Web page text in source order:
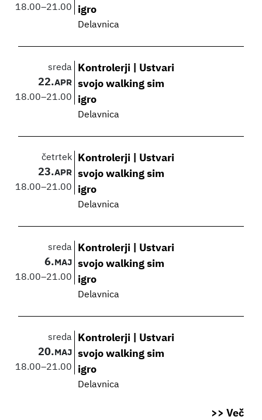
18.00–21.00
igro
Delavnica
sreda
22.APR
18.00–21.00
Kontrolerji | Ustvari
svojo walking sim
igro
Delavnica
četrtek
23.APR
18.00–21.00
Kontrolerji | Ustvari
svojo walking sim
igro
Delavnica
sreda
6.MAJ
18.00–21.00
Kontrolerji | Ustvari
svojo walking sim
igro
Delavnica
sreda
20.MAJ
18.00–21.00
Kontrolerji | Ustvari
svojo walking sim
igro
Delavnica
>> Več